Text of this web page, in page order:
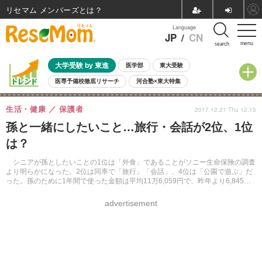
menu
Language
JP / CN search
大学受験 by 東進 医学部 東大受験
医専予備校徹底リサーチ 河合塾×東大特集
親子で考える大学選び 高校受験 中学受験 小学校受験
共通テスト 夏休み
8月開催イベント・WS 全国公立高校 過去問 人気記事
自由研究教材（小学生向け）
孫と一緒にしたいこと…旅行・会話が2位、1位
は？
シニアが孫としたいことの1位は「外食」であることがソニー生命保険の調査
より明らかになった。2位は同率で「旅行」「会話」、4位は「公園で遊ぶ」だ
った。孫のために1年間で使った金額は平均11万6,059円で、昨年より6,845円
生活・健康 保護者
advertisement
2017.12.21 Thu 12:15
リセマム メンバーズ